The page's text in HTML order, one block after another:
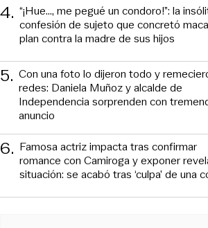
4. “¡Hue..., me pegué un condoro!”: la
confesión de sujeto que concretó
plan contra la madre de sus hijos
5. Con una foto lo dijeron todo y
redes: Daniela Muñoz y alcalde de
Independencia sorprenden con
anuncio
6. Famosa actriz impacta tras confirmar
romance con Camiroga y exponer
situación: se acabó tras ‘culpa’ de una